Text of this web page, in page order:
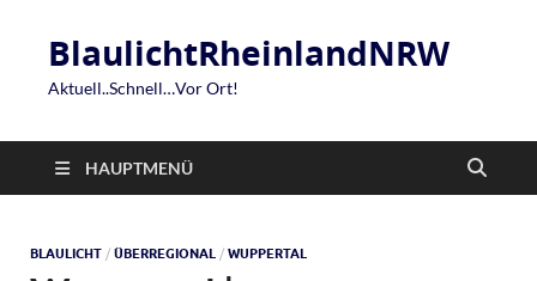
BlaulichtRheinlandNRW
Aktuell..Schnell…Vor Ort!
HAUPTMENÜ
BLAULICHT / ÜBERREGIONAL / WUPPERTAL